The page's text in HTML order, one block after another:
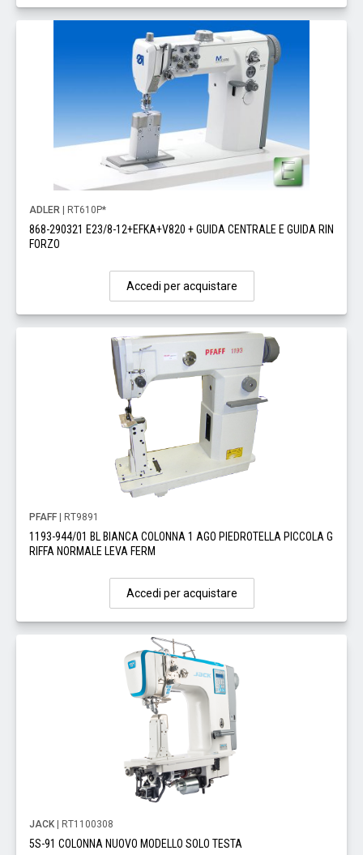
ADLER | RT610P*
868-290321 E23/8-12+EFKA+V820 + GUIDA CENTRALE E GUIDA RIN
FORZO
Accedi per acquistare
PFAFF | RT9891
1193-944/01 BL BIANCA COLONNA 1 AGO PIEDROTELLA PICCOLA G
RIFFA NORMALE LEVA FERM
Accedi per acquistare
JACK | RT1100308
5S-91 COLONNA NUOVO MODELLO SOLO TESTA